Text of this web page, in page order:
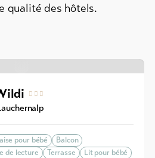
qualité des hôtels.
pour bébé
Balcon
de lecture Terrasse
Lit pour bébé